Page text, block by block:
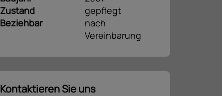
Zustand
gepflegt
Beziehbar
nach
Vereinbarung
Kontaktieren Sie uns